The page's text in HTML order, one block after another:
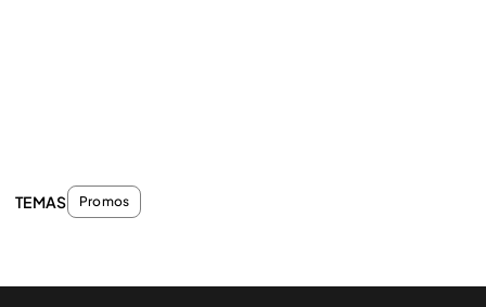
TEMAS Promos